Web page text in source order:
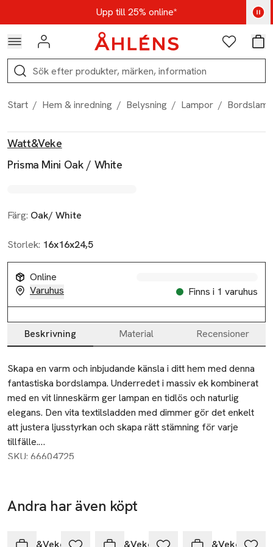
Hoppa till navigationsmenynUpp till 25% online*
Kod: AUG25 - Shoppa nu
Logga in Favoriter
Sök
Start / Hem & inredning / Belysning / Lampor /
Watt&Veke
Prisma Mini Oak / White
Färg: Oak/ White
Storlek: 16x16x24,5
Online
Varuhus
Finns i 1 varuhus
Beskrivning Material Recensioner
Beskrivning
Skapa en varm och inbjudande känsla i ditt hem med denna
fantastiska bordslampa. Underredet i massiv ek kombinerat
med en vit linneskärm ger lampan en tidlös och naturlig
elegans. Den vita textilsladden med dimmer gör det enkelt
att justera ljusstyrkan och skapa rätt stämning för varje
tillfälle.
design och användning av naturliga material gör den lika
vacker som funktionell och lyfter både moderna och
SKU: 66604725
Andra har även köpt